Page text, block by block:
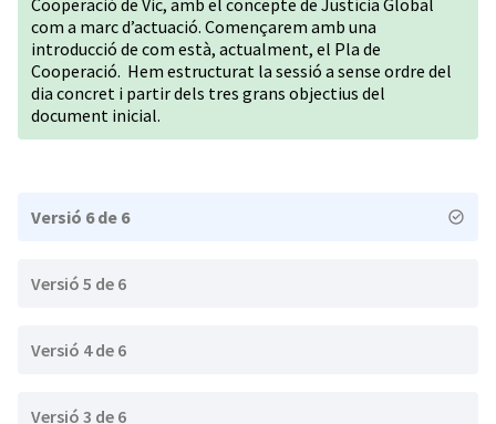
Cooperació de Vic, amb el concepte de Justícia Global
com a marc d’actuació. Començarem amb una
introducció de com està, actualment, el Pla de
Cooperació. Hem estructurat la sessió a sense ordre del
dia concret i partir dels tres grans objectius del
document inicial.
Versió 6 de 6
Versió 5 de 6
Versió 4 de 6
Versió 3 de 6